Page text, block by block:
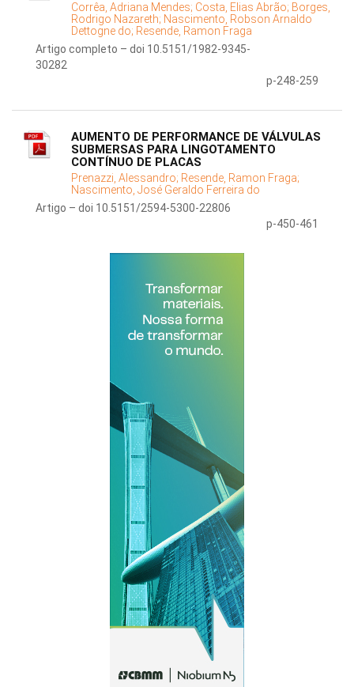
Corrêa, Adriana Mendes; Costa, Elias Abrão; Borges,
Rodrigo Nazareth; Nascimento, Robson Arnaldo
Dettogne do; Resende, Ramon Fraga
Artigo completo – doi 10.5151/1982-9345-
30282
p-248-259
AUMENTO DE PERFORMANCE DE VÁLVULAS
SUBMERSAS PARA LINGOTAMENTO
CONTÍNUO DE PLACAS
Prenazzi, Alessandro; Resende, Ramon Fraga;
Nascimento, José Geraldo Ferreira do
Artigo – doi 10.5151/2594-5300-22806
p-450-461